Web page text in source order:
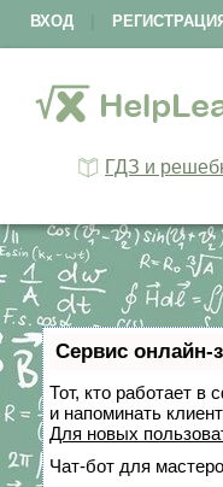
ВХОД
ГДЗ и
Сервис онлайн-
Тот, кто работает в
и напоминать
Для новых
Чат-бот для